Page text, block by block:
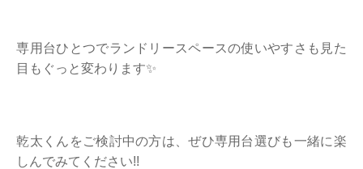
専用台ひとつでランドリースペースの使いやすさも見た
目もぐっと変わります✨
乾太くんをご検討中の方は、ぜひ専用台選びも一緒に楽
しんでみてください!!